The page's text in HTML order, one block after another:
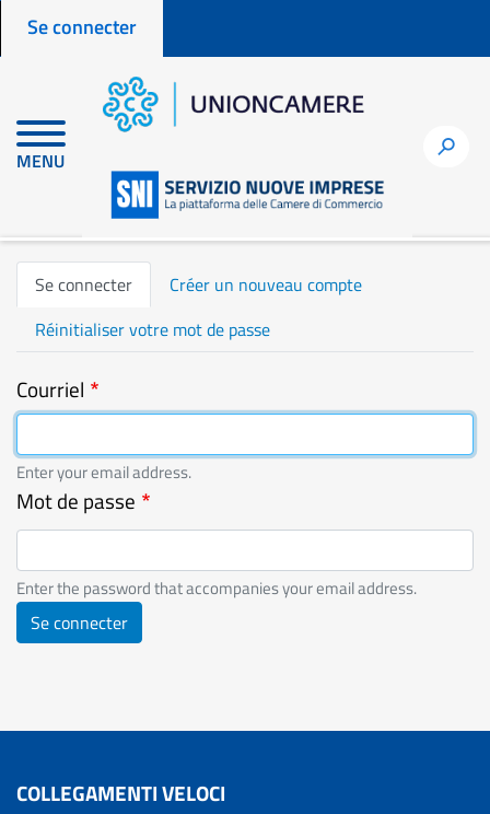
principal
Menu profilo utente
Se connecter
MENU
h
Accueil user
Onglets
principaux
Se connecter
Créer un nouveau compte
Réinitialiser votre mot de passe
Courriel
Enter your email address.
Mot de passe
Enter the password that accompanies your email address.
Se connecter
COLLEGAMENTI VELOCI